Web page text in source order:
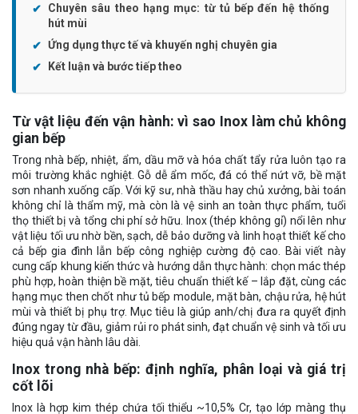
Chuyên sâu theo hạng mục: từ tủ bếp đến hệ thống
hút mùi
Ứng dụng thực tế và khuyến nghị chuyên gia
Kết luận và bước tiếp theo
Từ vật liệu đến vận hành: vì sao Inox làm chủ không
gian bếp
Trong nhà bếp, nhiệt, ẩm, dầu mỡ và hóa chất tẩy rửa luôn tạo ra
môi trường khắc nghiệt. Gỗ dễ ẩm mốc, đá có thể nứt vỡ, bề mặt
sơn nhanh xuống cấp. Với kỹ sư, nhà thầu hay chủ xưởng, bài toán
không chỉ là thẩm mỹ, mà còn là vệ sinh an toàn thực phẩm, tuổi
thọ thiết bị và tổng chi phí sở hữu. Inox (thép không gỉ) nổi lên như
vật liệu tối ưu nhờ bền, sạch, dễ bảo dưỡng và linh hoạt thiết kế cho
cả bếp gia đình lẫn bếp công nghiệp cường độ cao. Bài viết này
cung cấp khung kiến thức và hướng dẫn thực hành: chọn mác thép
phù hợp, hoàn thiện bề mặt, tiêu chuẩn thiết kế – lắp đặt, cùng các
hạng mục then chốt như tủ bếp module, mặt bàn, chậu rửa, hệ hút
mùi và thiết bị phụ trợ. Mục tiêu là giúp anh/chị đưa ra quyết định
đúng ngay từ đầu, giảm rủi ro phát sinh, đạt chuẩn vệ sinh và tối ưu
hiệu quả vận hành lâu dài.
Inox trong nhà bếp: định nghĩa, phân loại và giá trị
cốt lõi
Inox là hợp kim thép chứa tối thiểu ~10,5% Cr, tạo lớp màng thụ